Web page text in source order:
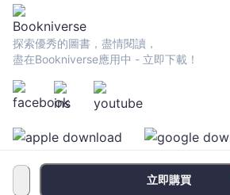
立即購買
探索優秀的圖書，盡情閱讀，
盡在Bookniverse應用中 - 立即下載！